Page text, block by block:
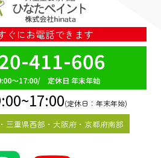
ぐにお電話できます
411-606
～17:00/ 定休日 年末年始
(定休日：年末年始)
三重県西部・大阪府・京都府南部